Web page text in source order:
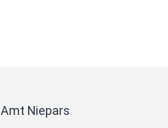
Amt Niepars